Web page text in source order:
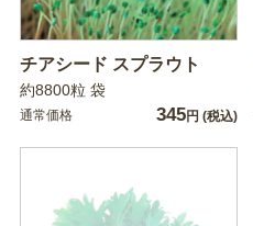
チアシード スプラウト
約8800粒 袋
通常価格 345円 (税込)